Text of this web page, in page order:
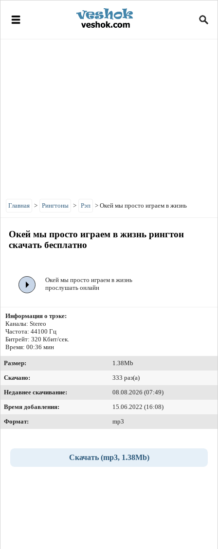
Главная > Рингтоны > Рэп > Окей мы просто играем в жизнь
Окей мы просто играем в жизнь рингтон
скачать бесплатно
Окей мы просто играем в жизнь
прослушать онлайн
Информация о трэке:
Каналы: Stereo
Частота: 44100 Гц
Битрейт: 320 Кбит/сек.
Время: 00:36 мин
Размер:
1.38Mb
Скачано:
333 раз(а)
Недавнее скачивание:
08.08.2026 (07:49)
Время добавления:
15.06.2022 (16:08)
Формат:
mp3
Скачать (mp3, 1.38Mb)